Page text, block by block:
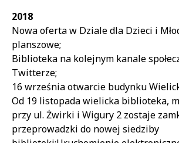
2018
Nowa oferta w Dziale dla Dzieci i
planszowe;
Biblioteka na kolejnym kanale
Twitterze;
16 września otwarcie budynku
Od 19 listopada wielicka biblioteka,
przy ul. Żwirki i Wigury 2 zostaje
przeprowadzki do nowej siedziby